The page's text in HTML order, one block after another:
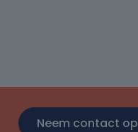
Neem contact op